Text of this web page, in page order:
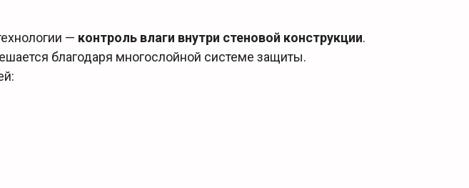
— контроль влаги внутри стеновой конструкции.
благодаря многослойной системе защиты.